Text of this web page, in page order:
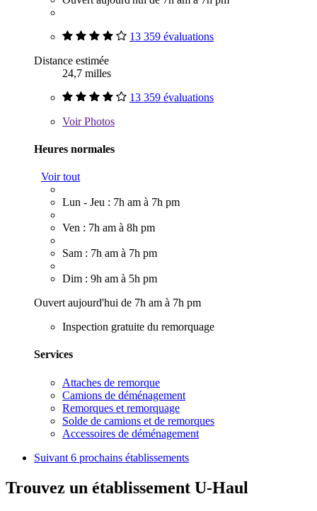
13 359 évaluations
Distance estimée
24,7 milles
13 359 évaluations
VoirPhotos
Heures normales
Voir tout
Lun - Jeu : 7h am à 7h pm
Ven : 7h am à 8h pm
Sam : 7h am à 7h pm
Dim : 9h am à 5h pm
Ouvert aujourd'hui de 7h am à 7h pm
Inspection gratuite du remorquage
Services
Attaches de remorque
Camions de déménagement
Remorques et remorquage
Solde de camions et de remorques
Accessoires de déménagement
Suivant 6 prochains établissements
Trouvez un établissement U-Haul